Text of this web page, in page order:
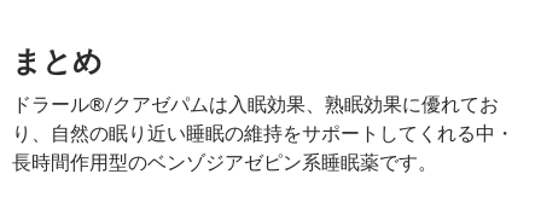
まとめ
ドラール®/クアゼパムは入眠効果、熟眠効果に優れてお
り、自然の眠り近い睡眠の維持をサポートしてくれる中・
長時間作用型のベンゾジアゼピン系睡眠薬です。